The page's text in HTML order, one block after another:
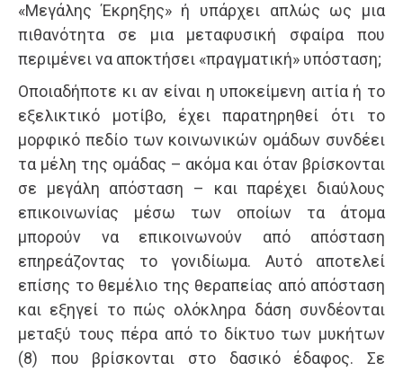
«Μεγάλης Έκρηξης» ή υπάρχει απλώς ως μια
πιθανότητα σε μια μεταφυσική σφαίρα που
περιμένει να αποκτήσει «πραγματική» υπόσταση;
Οποιαδήποτε κι αν είναι η υποκείμενη αιτία ή το
εξελικτικό μοτίβο, έχει παρατηρηθεί ότι το
μορφικό πεδίο των κοινωνικών ομάδων συνδέει
τα μέλη της ομάδας – ακόμα και όταν βρίσκονται
σε μεγάλη απόσταση – και παρέχει διαύλους
επικοινωνίας μέσω των οποίων τα άτομα
μπορούν να επικοινωνούν από απόσταση
επηρεάζοντας το γονιδίωμα. Αυτό αποτελεί
επίσης το θεμέλιο της θεραπείας από απόσταση
και εξηγεί το πώς ολόκληρα δάση συνδέονται
μεταξύ τους πέρα από το δίκτυο των μυκήτων
(8) που βρίσκονται στο δασικό έδαφος. Σε